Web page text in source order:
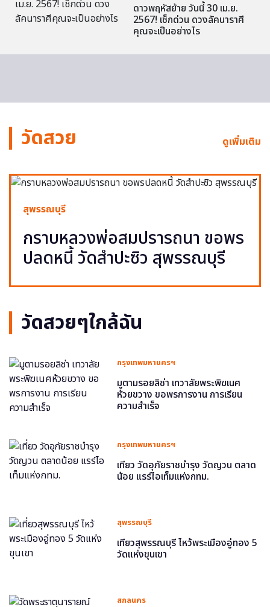
ดาวพฤหัสย้าย วันนี้ 30 เม.ย.
2567! เช็กด่วน ดวงลัคนาราศี
คุณจะเป็นอย่างไร
วัดสวย ดูเพิ่มเติม
สุพรรณบุรี
กราบหลวงพ่อสมปรารถนา ขอพร
ปลดหนี้ วัดสำปะซิว สุพรรณบุรี
วัดสวยๆใกล้ฉัน
กรุงเทพมหานครฯ
มูตามรอยลิซ่า เทวาลัยพระพิฆเนศ
ห้วยขวาง ขอพรการงาน การเรียน
ความสำเร็จ
กรุงเทพมหานครฯ
เที่ยว วัดอุภัยราชบำรุง วัดญวน ตลาด
น้อย แรร์ไอเท็มแห่งกทม.
สุพรรณบุรี
เที่ยวสุพรรณบุรี ไหว้พระเมืองอู่ทอง 5
วัดแห่งขุนเขา
สกลนคร